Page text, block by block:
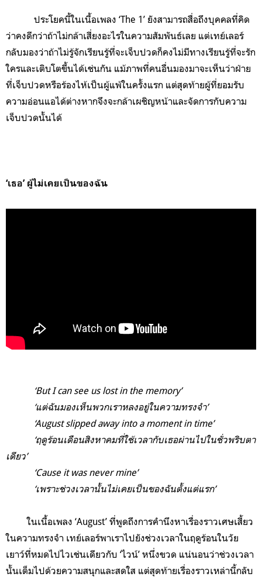
ประโยคนี้ในเนื้อเพลง ‘The 1’ ยังสามารถสื่อถึงบุคคลที่คิด
ว่าคงดีกว่าถ้าไม่กล้าเสี่ยงอะไรในความสัมพันธ์เลย แต่เทย์เลอร์
กลับมองว่าถ้าไม่รู้จักเรียนรู้ที่จะเจ็บปวดก็คงไม่มีทางเรียนรู้ที่จะรัก
ใครและเติบโตขึ้นได้เช่นกัน แม้ภาพที่คนอื่นมองมาจะเห็นว่าฝ่าย
ที่เจ็บปวดหรือร้องไห้เป็นผู้แพ้ในครั้งแรก แต่สุดท้ายผู้ที่ยอมรับ
ความอ่อนแอได้ต่างหากจึงจะกล้าเผชิญหน้าและจัดการกับความ
เจ็บปวดนั้นได้
‘เธอ’ ผู้ไม่เคยเป็นของฉัน
‘But I can see us lost in the memory’
‘แต่ฉันมองเห็นพวกเราหลงอยู่ในความทรงจำ’
‘August slipped away into a moment in time’
‘ฤดูร้อนเดือนสิงหาคมที่ใช้เวลากับเธอผ่านไปในชั่วพริบตา
เดียว’
‘Cause it was never mine’
‘เพราะช่วงเวลานั้นไม่เคยเป็นของฉันตั้งแต่แรก’
ในเนื้อเพลง ‘August’ ที่พูดถึงการคำนึงหาเรื่องราวเศษเสี้ยว
ในความทรงจำ เทย์เลอร์พาเราไปยังช่วงเวลาในฤดูร้อนในวัย
เยาว์ที่หมดไปไวเช่นเดียวกับ ‘ไวน์’ หนึ่งขวด แน่นอนว่าช่วงเวลา
นั้นเต็มไปด้วยความสนุกและสดใส แต่สุดท้ายเรื่องราวเหล่านี้กลับ